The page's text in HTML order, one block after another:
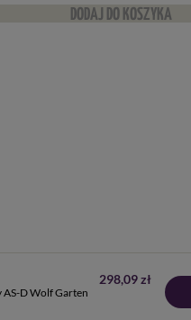
DODAJ DO KOSZYKA
AS-D Wolf Garten
298,09 zł